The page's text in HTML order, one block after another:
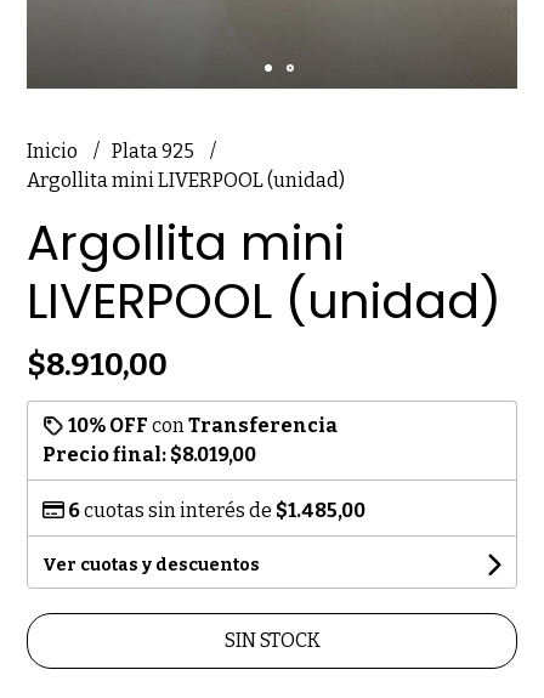
Inicio
Plata 925
Argollita mini LIVERPOOL (unidad)
Argollita mini
LIVERPOOL (unidad)
$8.910,00
10% OFF conTransferencia
Precio final: $8.019,00
6cuotas sin interés de $1.485,00
Ver cuotas y descuentos
SIN STOCK